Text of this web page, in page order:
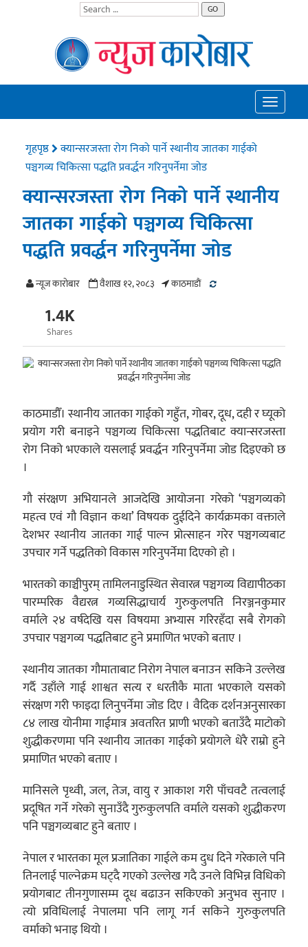
GO
Toggle
गृहपृष्ठ
क्यान्सरजस्ता रोग निको पार्ने स्थानीय जातका गाईको
पञ्चगव्य चिकित्सा पद्धति प्रवर्द्धन गरिनुपर्नेमा जोड
क्यान्सरजस्ता रोग निको पार्ने स्थानीय
जातका गाईको पञ्चगव्य चिकित्सा
पद्धति प्रवर्द्धन गरिनुपर्नेमा जोड
न्यूज काराेबार वैशाख १२, २०८३ काठमाडाैं
1.4K
Shares
काठमाडौँ। स्थानीय जातका गाईको गहुँत, गोबर, दूध, दही र घ्यूको
प्रयोग गरी बनाइने पञ्चगव्य चिकित्सा पद्धतिबाट क्यान्सरजस्ता
रोग निको भएकाले यसलाई प्रवर्द्धन गरिनुपर्नेमा जोड दिइएको छ
।
गौ संरक्षण अभियानले आजदेखि आयोजना गरेको ‘पञ्चगव्यको
महत्व एवं गौ विज्ञान कथा’ विषयक दुईदिने कार्यक्रमका वक्ताले
देशभर स्थानीय जातका गाई पाल्न प्रोत्साहन गरेर पञ्चगव्यबाट
उपचार गर्ने पद्धतिको विकास गरिनुपर्नेमा दिएको हो ।
भारतको काञ्चीपुरम् तामिलनाडुस्थित सेवारत्न पञ्चगव्य विद्यापीठका
पारम्परिक वैद्यरत्न गव्यसिद्धाचार्य गुरुकुलपति निरञ्जनकुमार
वर्माले २४ वर्षदेखि यस विषयमा अभ्यास गरिरहँदा सबै रोगको
उपचार पञ्चगव्य पद्धतिबाट हुने प्रमाणित भएको बताए ।
स्थानीय जातका गौमाताबाट निरोग नेपाल बनाउन सकिने उल्लेख
गर्दै उहाँले गाई शाश्वत सत्य र धरतीकै माता भएकाले यसको
संरक्षण गरी फाइदा लिनुपर्नेमा जोड दिए । वैदिक दर्शनअनुसारका
८४ लाख योनीमा गाईमात्र अवतरित प्राणी भएको बताउँदै माटोको
शुद्धीकरणमा पनि स्थानीय जातका गाईको प्रयोगले धेरै राम्रो हुने
प्रमाणित भएको बताए ।
मानिसले पृथ्वी, जल, तेज, वायु र आकाश गरी पाँचवटै तत्वलाई
प्रदूषित गर्ने गरेको सुनाउँदै गुरुकुलपति वर्माले यसको शुद्धीकरण
पनि पञ्चगव्यबाट हुने बताए ।
नेपाल र भारतका मूल प्रजातिका गाईले कम दुध दिने गरेकाले पनि
तिनलाई पाल्नेक्रम घट्दै गएको उल्लेख गदै उनले विभिन्न विधिको
प्रयोगबाट तीनगुणासम्म दूध बढाउन सकिएको अनुभव सुनाए ।
त्यो प्रविधिलाई नेपालमा पनि लागू गर्न सकिने गुरुकुलपति
वर्माको भनाइ थियो ।